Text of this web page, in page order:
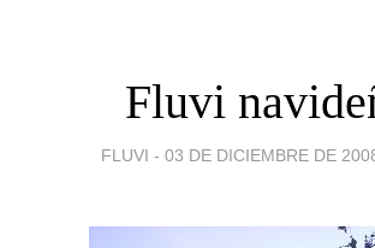
Fluvi
FLUVI - 03 DE DICIEMBRE DE